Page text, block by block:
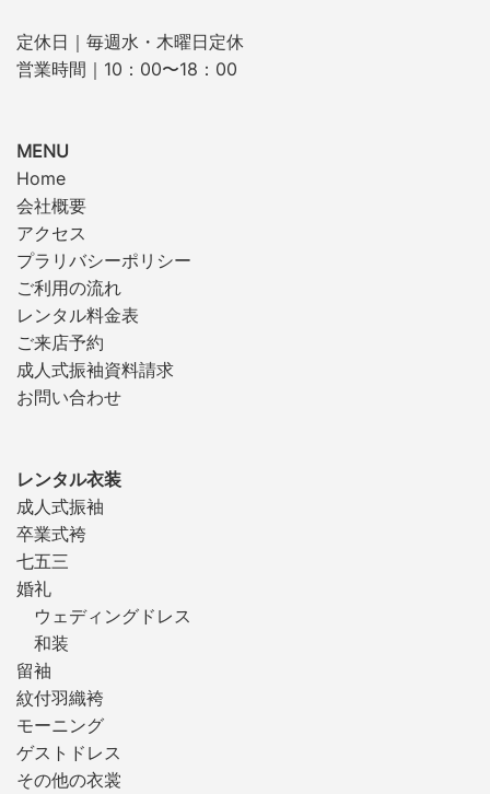
定休日｜毎週水・木曜日定休
営業時間｜10：00〜18：00
MENU
Home
会社概要
アクセス
プラリバシーポリシー
ご利用の流れ
レンタル料金表
ご来店予約
成人式振袖資料請求
お問い合わせ
レンタル衣装
成人式振袖
卒業式袴
七五三
婚礼
ウェディングドレス
和装
留袖
紋付羽織袴
モーニング
ゲストドレス
その他の衣裳